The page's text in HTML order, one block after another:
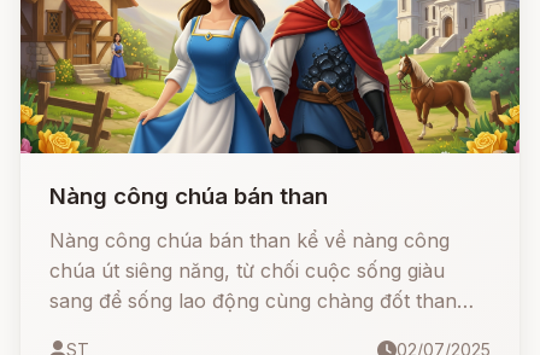
Nàng công chúa bán than
Nàng công chúa bán than kể về nàng công
chúa út siêng năng, từ chối cuộc sống giàu
sang để sống lao động cùng chàng đốt than
ST 02/07/2025